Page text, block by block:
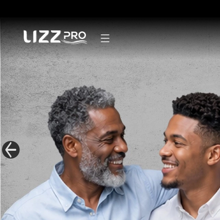
Secadores
Pranchas
Modeladores
Escovas
Mãos e pés
Linha Masculina
Mister Lizz
Acessórios
Kits